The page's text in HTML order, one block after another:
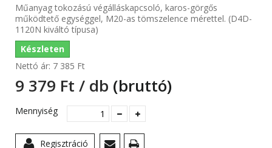
Műanyag tokozású végálláskapcsoló, karos-görgős
működtető egységgel, M20-as tömszelence mérettel. (D4D-
1120N kiváltó típusa)
Készleten
Nettó ár: 7 385 Ft‎
9 379 Ft‎ / db (bruttó)
Mennyiség
Regisztráció